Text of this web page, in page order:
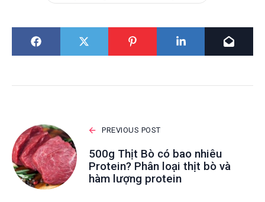
PREVIOUS POST
500g Thịt Bò có bao nhiêu
Protein? Phân loại thịt bò và
hàm lượng protein